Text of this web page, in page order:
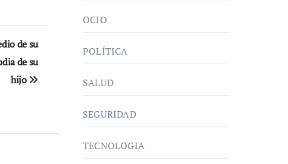
de su
de su
hijo
OCIO
POLÍTICA
SALUD
SEGURIDAD
TECNOLOGIA